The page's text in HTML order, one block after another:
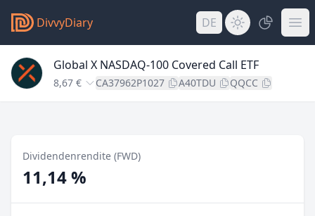
DivvyDiary DE
Global X NASDAQ-100 Covered Call ETF
8,67 € CA37962P1027 A40TDU QQCC
Dividendenrendite (FWD)
11,14 %